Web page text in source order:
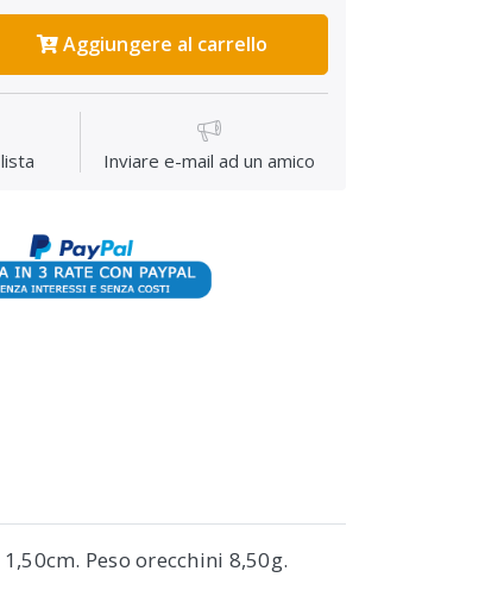
Aggiungere al carrello
Inviare e-mail ad un amico
Peso orecchini 8,50g.